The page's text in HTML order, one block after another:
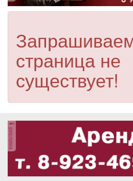
Объявления Недвижимость
Работа Транспорт
Афиша Обучение
страница не
существует!
реклама